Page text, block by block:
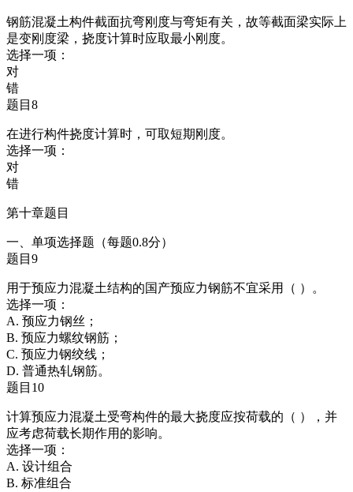
钢筋混凝土构件截面抗弯刚度与弯矩有关，故等截面梁实际上
是变刚度梁，挠度计算时应取最小刚度。
选择一项：
对
错
题目8
在进行构件挠度计算时，可取短期刚度。
选择一项：
对
错
第十章题目
一、单项选择题（每题0.8分）
题目9
用于预应力混凝土结构的国产预应力钢筋不宜采用（ ）。
选择一项：
A. 预应力钢丝；
B. 预应力螺纹钢筋；
C. 预应力钢绞线；
D. 普通热轧钢筋。
题目10
计算预应力混凝土受弯构件的最大挠度应按荷载的（ ），并
应考虑荷载长期作用的影响。
选择一项：
A. 设计组合
B. 标准组合